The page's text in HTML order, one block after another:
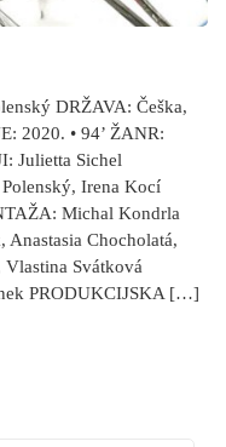
DRŽAVA: Češka,
2020. • 94’ ŽANR:
Julietta Sichel
Irena Kocí
Michal Kondrla
Chocholatá,
Svátková
PRODUKCIJSKA […]